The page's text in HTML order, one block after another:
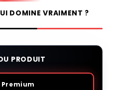
DOMINE VRAIMENT ?
PRODUIT
Premium